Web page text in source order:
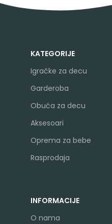
KATEGORIJE
Igračke za decu
Garderoba
Obuća za decu
Aksesoari
Oprema za bebe
Rasprodaja
INFORMACIJE
O nama